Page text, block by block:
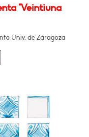
"Veintiuna
Univ. de Zaragoza